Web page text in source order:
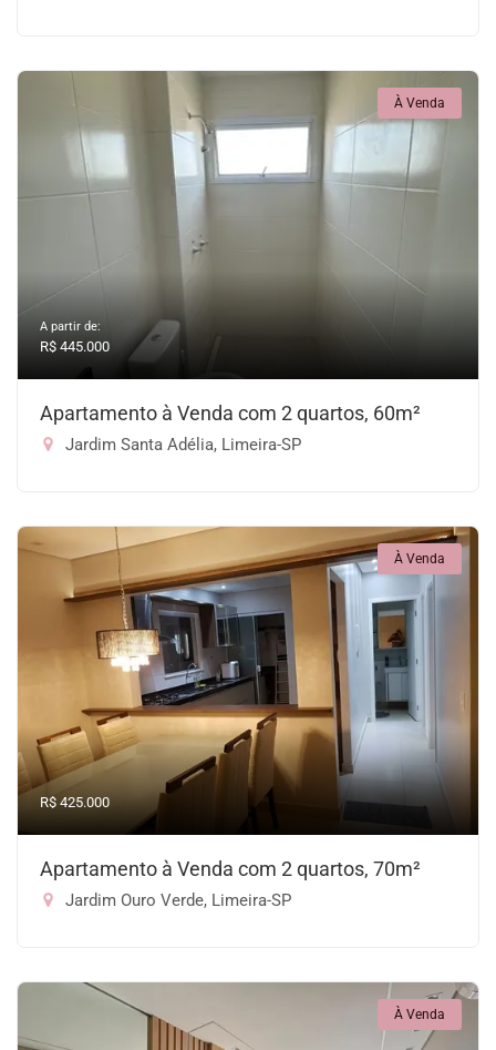
À Venda
A partir de:
R$ 445.000
Apartamento à Venda com 2 quartos, 60m²
Jardim Santa Adélia, Limeira-SP
À Venda
R$ 425.000
Apartamento à Venda com 2 quartos, 70m²
Jardim Ouro Verde, Limeira-SP
À Venda